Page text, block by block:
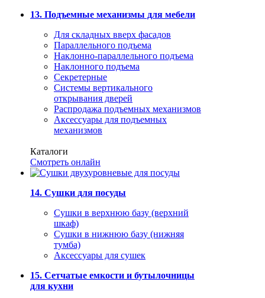
13. Подъемные механизмы для мебели
Для складных вверх фасадов
Параллельного подъема
Наклонно-параллельного подъема
Наклонного подъема
Секретерные
Системы вертикального
открывания дверей
Распродажа подъемных механизмов
Аксессуары для подъемных
механизмов
Каталоги
Смотреть онлайн
14. Сушки для посуды
Сушки в верхнюю базу (верхний
шкаф)
Сушки в нижнюю базу (нижняя
тумба)
Аксессуары для сушек
15. Сетчатые емкости и бутылочницы
для кухни